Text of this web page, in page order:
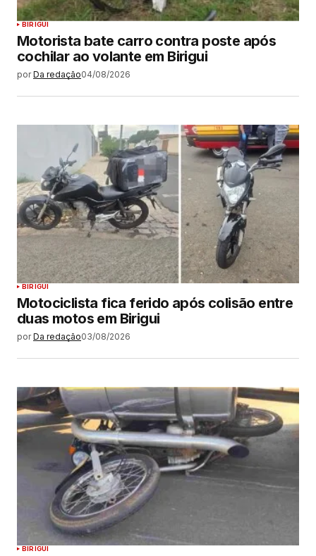
BIRIGUI
Motorista bate carro contra poste após
cochilar ao volante em Birigui
por Da redação04/08/2026
BIRIGUI
Motociclista fica ferido após colisão entre
duas motos em Birigui
por Da redação03/08/2026
BIRIGUI